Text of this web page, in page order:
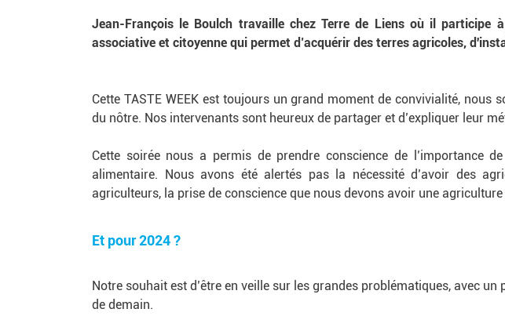
Jean-François le Boulch travaille chez Terre de Liens où il participe
associative et citoyenne qui permet d’acquérir des terres agricoles,
Cette TASTE WEEK est toujours un grand moment de convivialité,
du nôtre. Nos intervenants sont heureux de partager et d’expliquer leur
Cette soirée nous a permis de prendre conscience de l’importance
alimentaire. Nous avons été alertés pas la nécessité d’avoir des
agriculteurs, la prise de conscience que nous devons avoir une
Et pour 2024 ?
Notre souhait est d’être en veille sur les grandes problématiques, avec
de demain.